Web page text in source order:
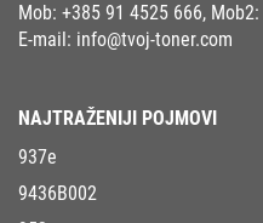
Mob: +385 91 4525 666, Mob2:
E-mail: info@tvoj-toner.com
NAJTRAŽENIJI POJMOVI
937e
9436B002